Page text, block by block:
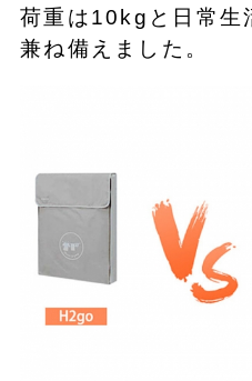
荷重は10kgと日常生
兼ね備えました。